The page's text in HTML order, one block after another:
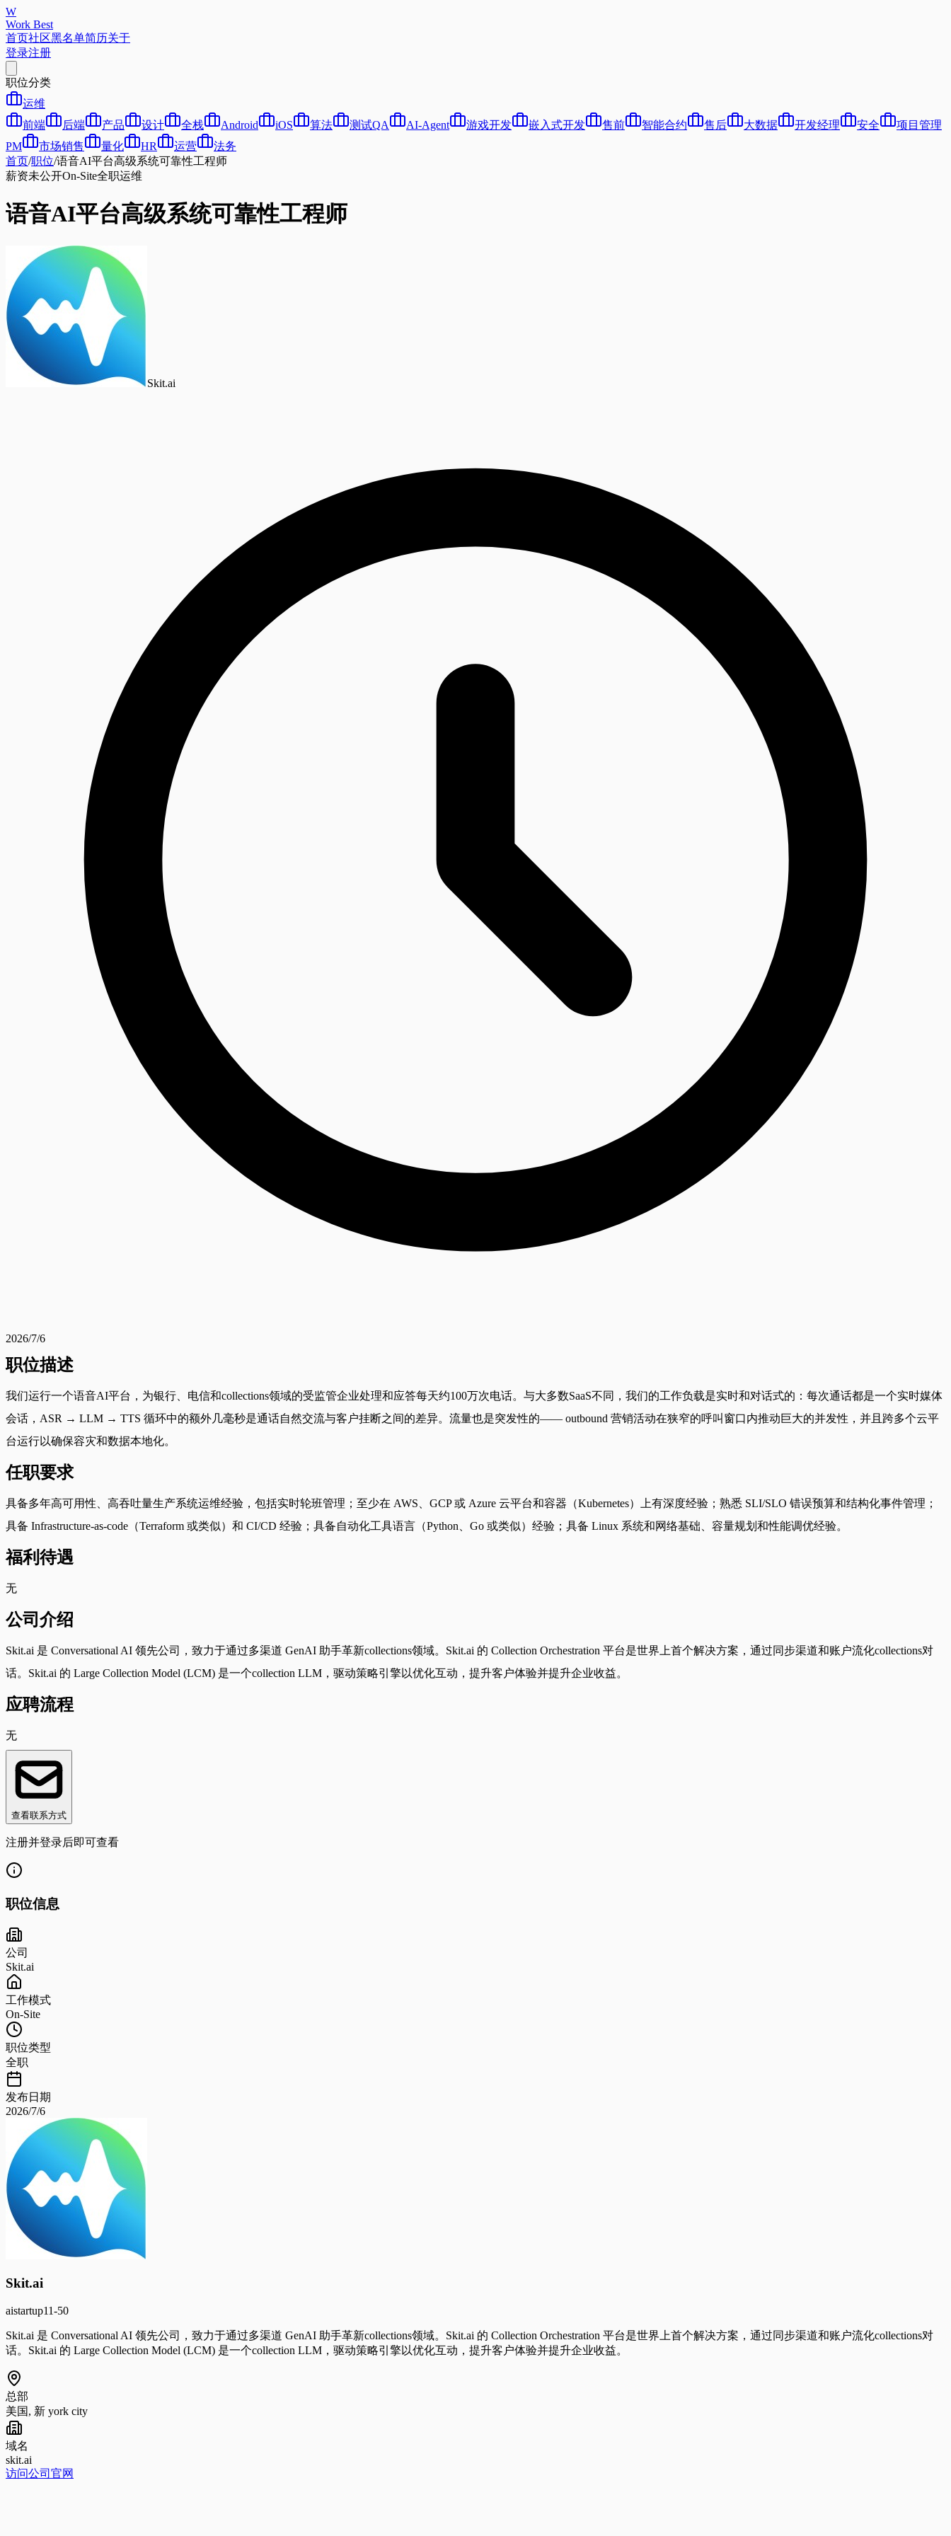
W
Work Best
首页社区黑名单简历关于
登录注册
职位分类
运维
前端
后端 产品 设计 全栈 Android iOS 算法 测试QA AI-Agent 游戏开发 嵌入式开发 售前 智能合约 售后 大数据 开发经理 安全
项目管理
PM
市场销售 量化 HR 运营
法务
首页/职位/语音AI平台高级系统可靠性工程师
薪资未公开On-Site全职运维
语音AI平台高级系统可靠性工程师
Skit.ai
2026/7/6
职位描述
我们运行一个语音AI平台，为银行、电信和collections领域的受监管企业处理和应答每天约100万次电话。与大多数SaaS不同，我们的工作负载是实时和对话式的：每次通话都是一个实时媒体
会话，ASR → LLM → TTS 循环中的额外几毫秒是通话自然交流与客户挂断之间的差异。流量也是突发性的—— outbound 营销活动在狭窄的呼叫窗口内推动巨大的并发性，并且跨多个云平
台运行以确保容灾和数据本地化。
任职要求
具备多年高可用性、高吞吐量生产系统运维经验，包括实时轮班管理；至少在 AWS、GCP 或 Azure 云平台和容器（Kubernetes）上有深度经验；熟悉 SLI/SLO 错误预算和结构化事件管理；
具备 Infrastructure-as-code（Terraform 或类似）和 CI/CD 经验；具备自动化工具语言（Python、Go 或类似）经验；具备 Linux 系统和网络基础、容量规划和性能调优经验。
福利待遇
无
公司介绍
Skit.ai 是 Conversational AI 领先公司，致力于通过多渠道 GenAI 助手革新collections领域。Skit.ai 的 Collection Orchestration 平台是世界上首个解决方案，通过同步渠道和账户流化collections对
话。Skit.ai 的 Large Collection Model (LCM) 是一个collection LLM，驱动策略引擎以优化互动，提升客户体验并提升企业收益。
应聘流程
无
查看联系方式
注册并登录后即可查看
职位信息
公司
Skit.ai
工作模式
On-Site
职位类型
全职
发布日期
2026/7/6
Skit.ai
aistartup11-50
Skit.ai 是 Conversational AI 领先公司，致力于通过多渠道 GenAI 助手革新collections领域。Skit.ai 的 Collection Orchestration 平台是世界上首个解决方案，通过同步渠道和账户流化collections对
话。Skit.ai 的 Large Collection Model (LCM) 是一个collection LLM，驱动策略引擎以优化互动，提升客户体验并提升企业收益。
总部
美国, 新 york city
域名
skit.ai
访问公司官网